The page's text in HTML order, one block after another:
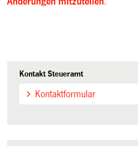
Kontakt Steueramt
Kontaktformular